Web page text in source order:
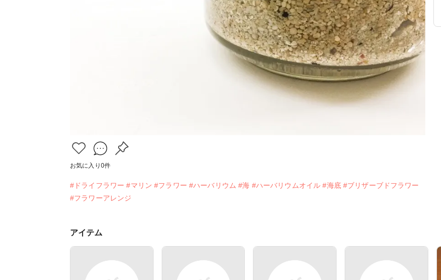
お気に入り 0件
#ドライフラワー #マリン #フラワー #ハーバリウム #海 #ハーバリウムオイル #海底 #ブリザーブドフラワー
#フラワーアレンジ
アイテム